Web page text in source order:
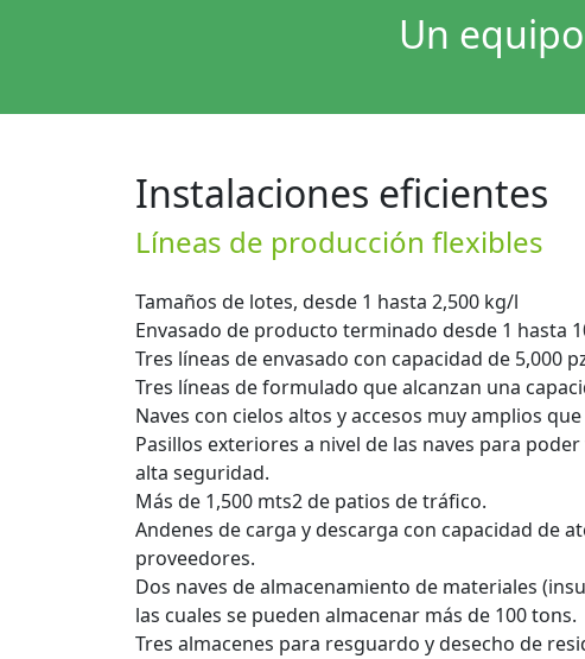
Un
Instalaciones eficientes
Líneas de producción flexibles
Tamaños de lotes, desde 1 hasta 2,500 kg/l
Envasado de producto terminado desde 1 hasta
Tres líneas de envasado con capacidad de 5,000
Tres líneas de formulado que alcanzan una
Naves con cielos altos y accesos muy amplios
Pasillos exteriores a nivel de las naves para
alta seguridad.
Más de 1,500 mts2 de patios de tráfico.
Andenes de carga y descarga con capacidad de
proveedores.
Dos naves de almacenamiento de materiales
las cuales se pueden almacenar más de 100 tons.
Tres almacenes para resguardo y desecho de